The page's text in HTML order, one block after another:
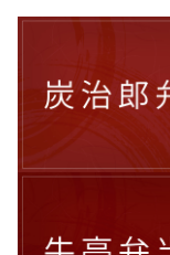
その他